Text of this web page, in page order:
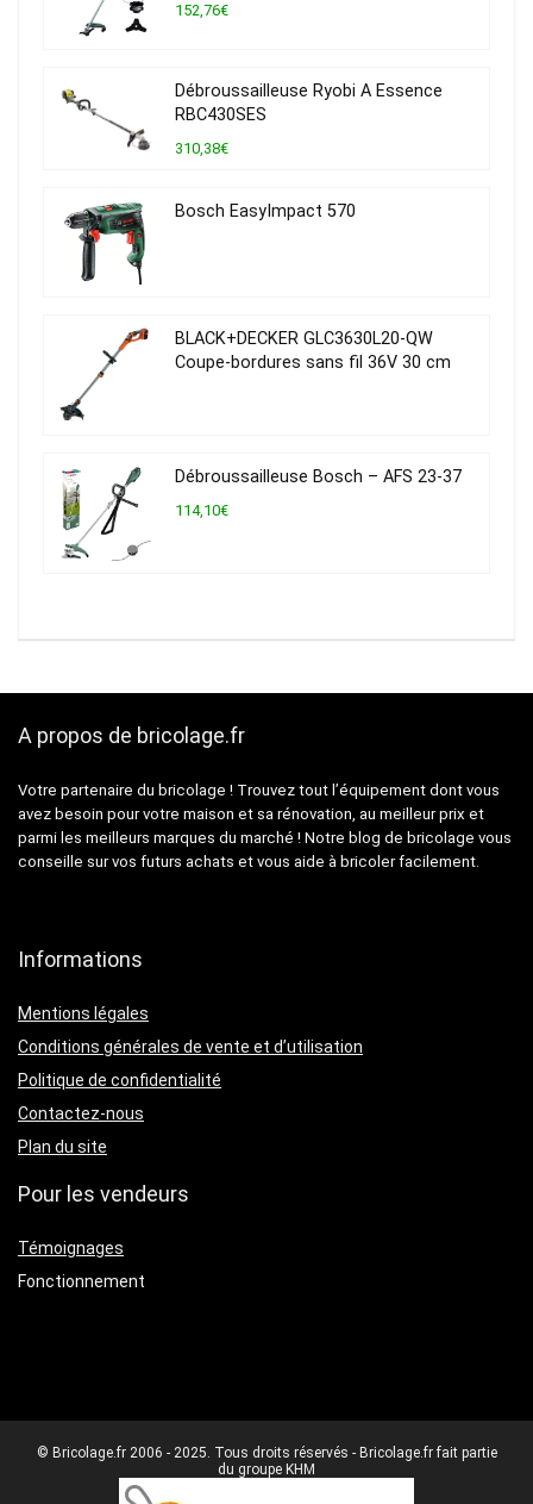
152,76€
Débroussailleuse Ryobi A Essence
RBC430SES
310,38€
Bosch EasyImpact 570
BLACK+DECKER GLC3630L20-QW
Coupe-bordures sans fil 36V 30 cm
Débroussailleuse Bosch – AFS 23-37
114,10€
A propos de bricolage.fr
Votre partenaire du bricolage ! Trouvez tout l’équipement dont vous
avez besoin pour votre maison et sa rénovation, au meilleur prix et
parmi les meilleurs marques du marché ! Notre blog de bricolage vous
conseille sur vos futurs achats et vous aide à bricoler facilement.
Informations
Mentions légales
Conditions générales de vente et d’utilisation
Politique de confidentialité
Contactez-nous
Plan du site
Pour les vendeurs
Témoignages
Fonctionnement
© Bricolage.fr 2006 - 2025. Tous droits réservés - Bricolage.fr fait partie
du groupe KHM